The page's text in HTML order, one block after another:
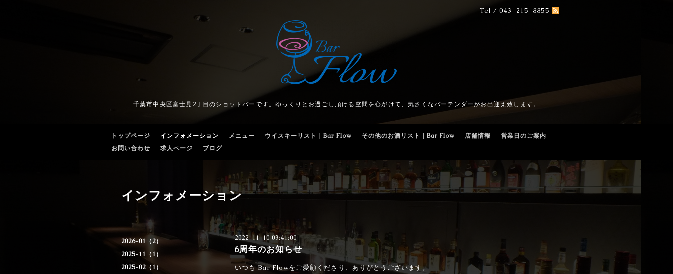
Tel / 043-215-8855
千葉市中央区富士見2丁目のショットバーです。ゆっくりとお過ごし頂ける空間を心がけて、気さくなバーテンダーがお出迎え致します。
トップページ インフォメーション メニュー ウイスキーリスト｜Bar Flow その他のお酒リスト｜Bar Flow 店舗情報
営業日のご案内
お問い合わせ
求人ページ ブログ
2026-01（2）
2025-11（1）
2025-02（1）
インフォメーション
2022-11-10 03:41:00
6周年のお知らせ
いつも Bar Flowをご愛顧くださり、ありがとうございます。